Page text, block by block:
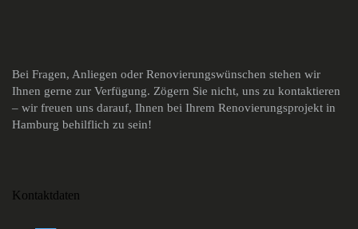
Bei Fragen, Anliegen oder Renovierungswünschen stehen wir
Ihnen gerne zur Verfügung. Zögern Sie nicht, uns zu kontaktieren
– wir freuen uns darauf, Ihnen bei Ihrem Renovierungsprojekt in
Hamburg behilflich zu sein!
Kontaktdaten